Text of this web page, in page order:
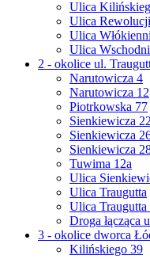
Ulica
Ulica
Ulica
Ulica
2 - okolice ul.
Narutowicza 4
Narutowicza 12
Piotrkowska 77
Sienkiewicza 22
Sienkiewicza
Sienkiewicza
Tuwima 12a
Ulica
Ulica Traugutta
Ulica Traugutta
Droga łącząca
3 - okolice dworca
Kilińskiego 39